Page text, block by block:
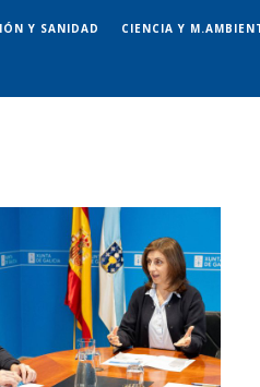
Y SANIDAD CIENCIA Y